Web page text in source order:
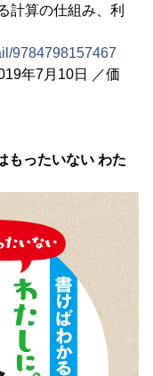
計算の仕組み、利
9784798157467
年7月10日 ／価
もったいない わた